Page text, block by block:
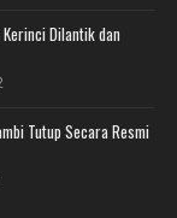
Dilantik dan
Tutup Secara Resmi